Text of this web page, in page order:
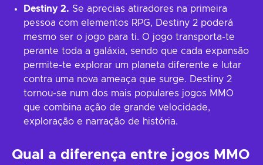
Destiny 2. Se aprecias atiradores na primeira
pessoa com elementos RPG, Destiny 2 poderá
mesmo ser o jogo para ti. O jogo transporta-te
perante toda a galáxia, sendo que cada expansão
permite-te explorar um planeta diferente e lutar
contra uma nova ameaça que surge. Destiny 2
tornou-se num dos mais populares jogos MMO
que combina ação de grande velocidade,
exploração e narração de história.
Qual a diferença entre jogos MMO